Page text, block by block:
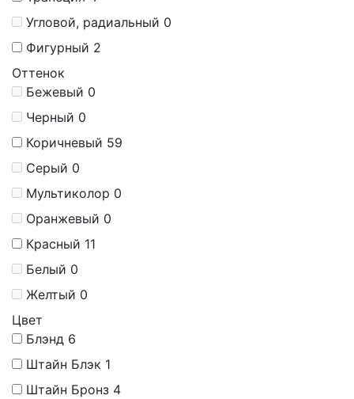
Угловой, радиальный 0
Фигурный 2
Оттенок
Бежевый 0
Черный 0
Коричневый 59
Серый 0
Мультиколор 0
Оранжевый 0
Красный 11
Белый 0
Желтый 0
Цвет
Блэнд 6
Штайн Блэк 1
Штайн Бронз 4